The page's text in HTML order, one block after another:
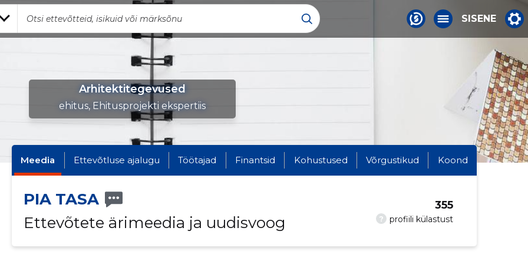
SISENE
Arhitektitegevused
ehitus, Ehitusprojekti ekspertiis
Meedia Ettevõtluse ajalugu Töötajad Finantsid Kohustused Võrgustikud Koond
PIA TASA
Ettevõtete ärimeedia ja uudisvoog
? profiili külastust
355